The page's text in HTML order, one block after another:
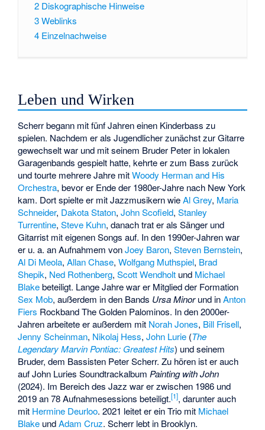
2 Diskographische Hinweise
3Weblinks
4 Einzelnachweise
Leben und Wirken
Scherr begann mit fünf Jahren einen Kinderbass zu
spielen. Nachdem er als Jugendlicher zunächst zur Gitarre
gewechselt war und mit seinem Bruder Peter in lokalen
Garagenbands gespielt hatte, kehrte er zum Bass zurück
und tourte mehrere Jahre mitWoody Herman and His
Orchestra, bevor er Ende der 1980er-Jahre nach New York
kam. Dort spielte er mit Jazzmusikern wieAl Grey, Maria
Schneider, Dakota Staton,John Scofield,Stanley
Turrentine,Steve Kuhn, danach trat er als Sänger und
Gitarrist mit eigenen Songs auf. In den 1990er-Jahren war
er u. a. an Aufnahmem vonJoey Baron,Steven Bernstein,
Al Di Meola,Allan Chase,Wolfgang Muthspiel, Brad
Shepik, Ned Rothenberg,Scott Wendholt und Michael
Blakebeteiligt. Lange Jahre war er Mitglied der Formation
Sex Mob, außerdem in den Bands Ursa Minorund inAnton
Fiers Rockband The Golden Palominos. In den 2000er-
Jahren arbeitete er außerdem mit Norah Jones, Bill Frisell,
Jenny Scheinman, Nikolaj Hess,John Lurie (The
Legendary Marvin Pontiac: Greatest Hits) und seinem
Bruder, dem Bassisten Peter Scherr. Zu hören ist er auch
auf John Luries Soundtrackalbum Painting with John
(2024). Im Bereich des Jazz war er zwischen 1986 und
2019 an 78 Aufnahmesessions beteiligt.[1], darunter auch
mit Hermine Deurloo. 2021 leitet er ein Trio mit Michael
Blake undAdam Cruz. Scherr lebt in Brooklyn.